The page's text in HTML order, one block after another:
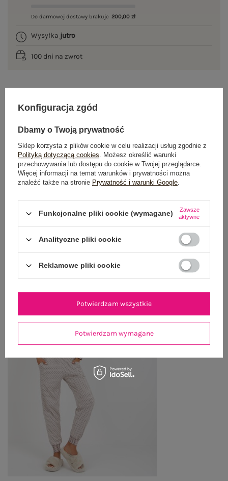
Do darmowej dostawy brakuje 200,00 zł
Wysyłka jutro
100 dni na zwrot
OPIS PRODUKTU
GŁÓWNE PARAMETRY
OPINIE O PRODUKCIE (0)
WYSYŁKA I DOSTAWA
ZWROTY I REKLAMACJE
OSTATNIO OGLĄDANE
Zobacz wszystko
Konfiguracja zgód
Dbamy o Twoją prywatność
Sklep korzysta z plików cookie w celu realizacji usług zgodnie z
Polityką dotyczącą cookies. Możesz określić warunki
przechowywania lub dostępu do cookie w Twojej przeglądarce.
Więcej informacji na temat warunków i prywatności można
znaleźć także na stronie Prywatność i warunki Google.
Funkcjonalne pliki cookie (wymagane)
Zawsze
aktywne
Analityczne pliki cookie
Reklamowe pliki cookie
Potwierdzam wymagane
Potwierdzam wszystkie